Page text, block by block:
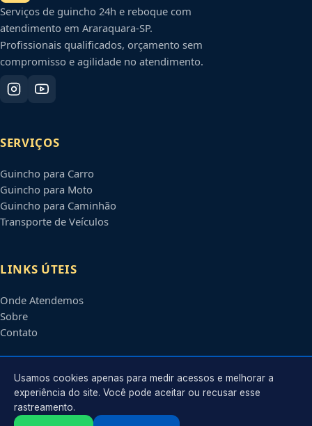
Serviços de guincho 24h e reboque com
atendimento em Araraquara-SP.
Profissionais qualificados, orçamento sem
compromisso e agilidade no atendimento.
SERVIÇOS
Guincho para Carro
Guincho para Moto
Guincho para Caminhão
Transporte de Veículos
LINKS ÚTEIS
Onde Atendemos
Sobre
Contato
CONTATO
Atendimento em
Usamos cookies apenas para medir acessos e melhorar a
experiência do site. Você pode aceitar ou recusar esse
rastreamento.